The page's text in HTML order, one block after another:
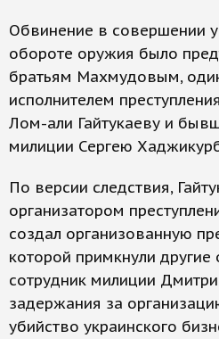
Обвинение в совершении
обороте оружия было
братьям Махмудовым,
исполнителем
Лом-али Гайтукаеву и
милиции Сергею
По версии следствия,
организатором
создал организованную
которой примкнули
сотрудник милиции
задержания за
убийство украинского